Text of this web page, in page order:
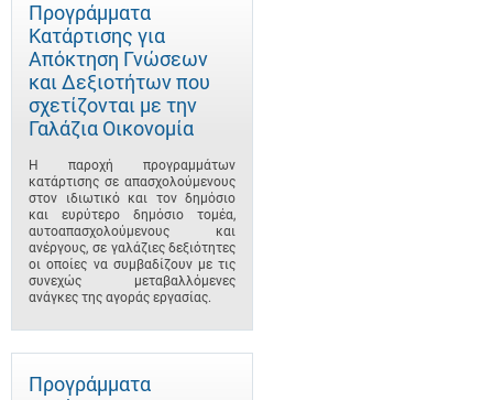
Προγράμματα
Κατάρτισης για
Απόκτηση Γνώσεων
και Δεξιοτήτων που
σχετίζονται με την
Γαλάζια Οικονομία
Η παροχή προγραμμάτων
κατάρτισης σε απασχολούμενους
στον ιδιωτικό και τον δημόσιο
και ευρύτερο δημόσιο τομέα,
αυτοαπασχολούμενους και
ανέργους, σε γαλάζιες δεξιότητες
οι οποίες να συμβαδίζουν με τις
συνεχώς μεταβαλλόμενες
ανάγκες της αγοράς εργασίας.
Προγράμματα